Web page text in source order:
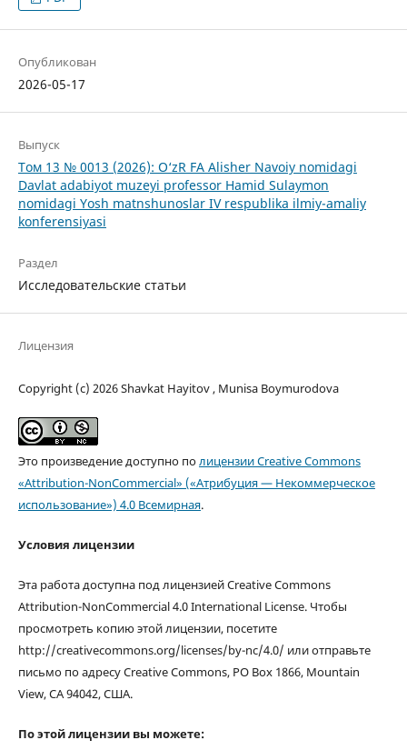
Опубликован
2026-05-17
Выпуск
Том 13 № 0013 (2026): O‘zR FA Alisher Navoiy nomidagi
Davlat adabiyot muzeyi professor Hamid Sulaymon
nomidagi Yosh matnshunoslar IV respublika ilmiy-amaliy
konferensiyasi
Раздел
Исследовательские статьи
Лицензия
Copyright (c) 2026 Shavkat Hayitov , Munisa Boymurodova
Это произведение доступно полицензии Creative Commons
«Attribution-NonCommercial» («Атрибуция — Некоммерческое
использование») 4.0 Всемирная.
Условия лицензии
Эта работа доступна под лицензией Creative Commons
Attribution-NonCommercial 4.0 International License. Чтобы
просмотреть копию этой лицензии, посетите
http://creativecommons.org/licenses/by-nc/4.0/ или отправьте
письмо по адресу Creative Commons, PO Box 1866, Mountain
View, CA 94042, США.
По этой лицензии вы можете: